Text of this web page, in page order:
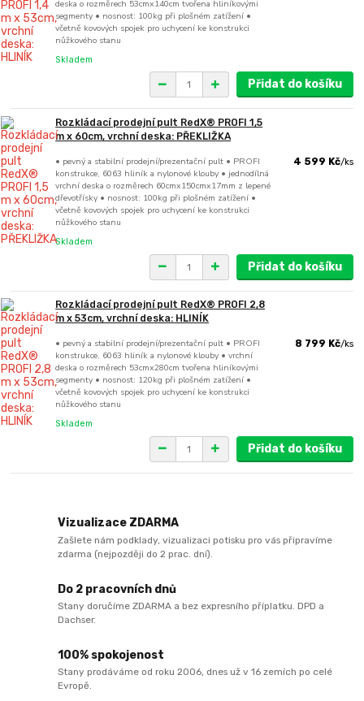
deska o rozměrech 53cmx140cm tvořena hliníkovými
segmenty • nosnost: 100kg při plošném zatížení •
včetně kovových spojek pro uchycení ke konstrukci
nůžkového stanu
Skladem
Přidat do košíku
Rozkládací prodejní pult RedX® PROFI 1,5
m x 60cm, vrchní deska: PŘEKLIŽKA
• pevný a stabilní prodejní/prezentační pult • PROFI
konstrukce, 6063 hliník a nylonové klouby • jednodílná
vrchní deska o rozměrech 60cmx150cmx17mm z lepené
dřevotřísky • nosnost: 100kg při plošném zatížení •
včetně kovových spojek pro uchycení ke konstrukci
nůžkového stanu
4 599 Kč/ks
Skladem
Přidat do košíku
Rozkládací prodejní pult RedX® PROFI 2,8
m x 53cm, vrchní deska: HLINÍK
• pevný a stabilní prodejní/prezentační pult • PROFI
konstrukce, 6063 hliník a nylonové klouby • vrchní
deska o rozměrech 53cmx280cm tvořena hliníkovými
segmenty • nosnost: 120kg při plošném zatížení •
včetně kovových spojek pro uchycení ke konstrukci
nůžkového stanu
8 799 Kč/ks
Skladem
Přidat do košíku
Vizualizace ZDARMA
Zašlete nám podklady, vizualizaci potisku pro vás připravíme
zdarma (nejpozději do 2 prac. dní).
Do 2 pracovních dnů
Stany doručíme ZDARMA a bez expresního příplatku. DPD a
Dachser.
100% spokojenost
Stany prodáváme od roku 2006, dnes už v 16 zemích po celé
Evropě.